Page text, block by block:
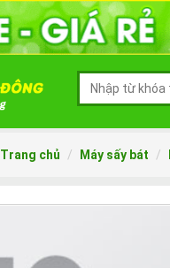
Trang chủ Máy sấy bát